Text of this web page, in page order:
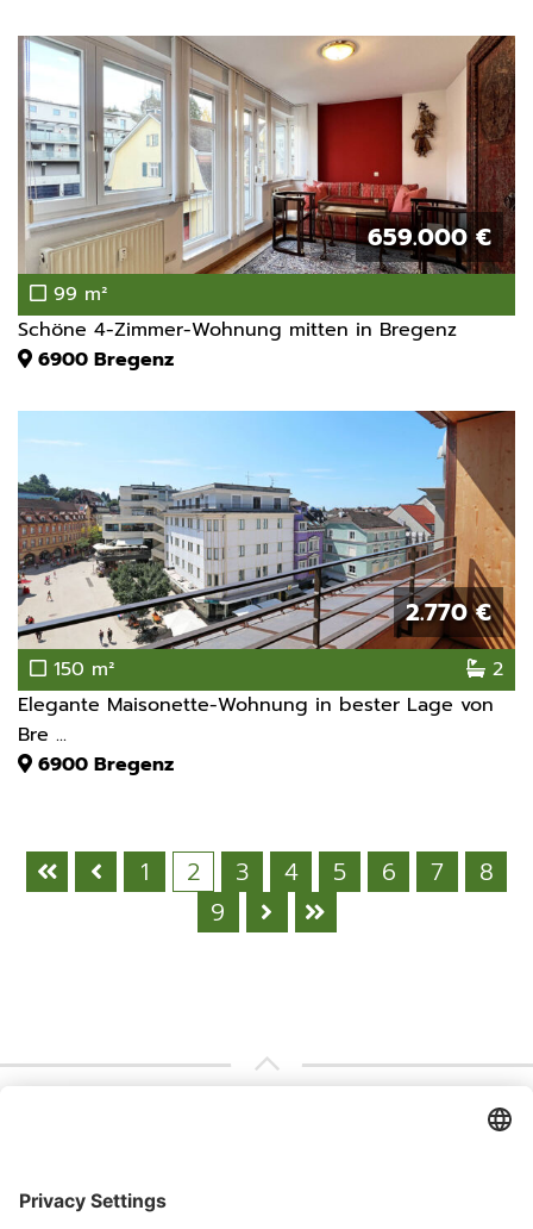
659.000 €
99 m²
Schöne 4-Zimmer-Wohnung mitten in Bregenz
6900 Bregenz
2.770 €
150 m²
2
Elegante Maisonette-Wohnung in bester Lage von
Bre ...
6900 Bregenz
1 2 3 4 5 6 7
8
9